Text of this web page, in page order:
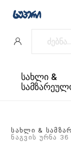
სახლი &
სახლი &
ნაგვის ურნა